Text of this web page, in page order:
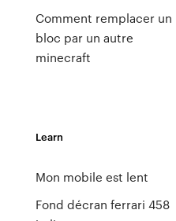
Comment remplacer un
bloc par un autre
minecraft
Learn
Mon mobile est lent
Fond décran ferrari 458